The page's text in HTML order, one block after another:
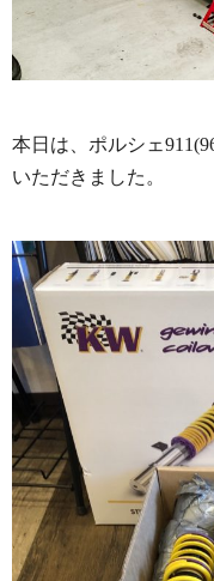
本日は、ポルシェ
いただきました。